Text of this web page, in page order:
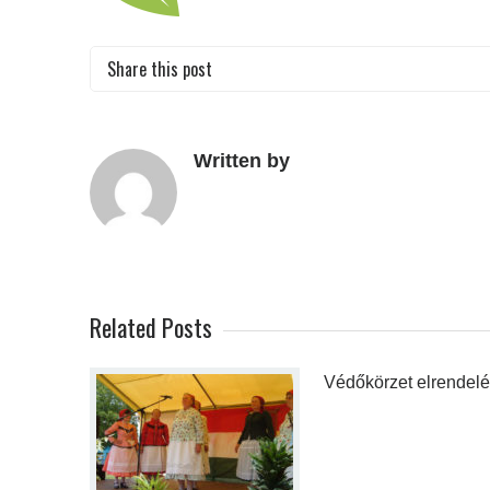
Share this post
Written by
Related Posts
Védőkörzet